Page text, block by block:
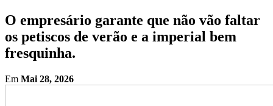
O empresário garante que não vão faltar
os petiscos de verão e a imperial bem
fresquinha.
Em Mai 28, 2026